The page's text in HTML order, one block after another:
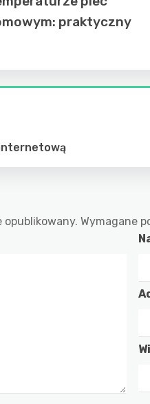
praktyczny
opublikowany. Wymagane